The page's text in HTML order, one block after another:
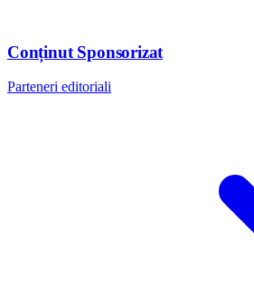
Conținut Sponsorizat
Parteneri editoriali